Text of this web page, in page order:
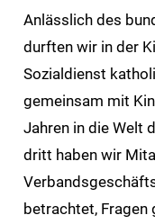
Anlässlich des
durften wir in der
Sozialdienst
gemeinsam mit
Jahren in die Welt
dritt haben wir
betrachtet,